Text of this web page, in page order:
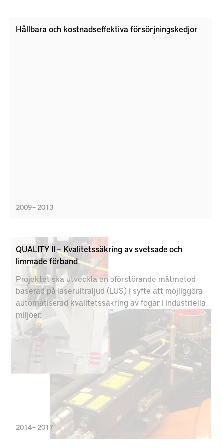
Hållbara och kostnadseffektiva försörjningskedjor
2009 – 2013
QUALITY II – Kvalitetssäkring av svetsade och
limmade förband
Projektet ska utveckla en oförstörande mätmetod
baserad på laserultraljud (LUS) i syfte att möjliggöra
automatiserad kvalitetssäkring av fogar i industriella
miljöer.
2014 – 2017